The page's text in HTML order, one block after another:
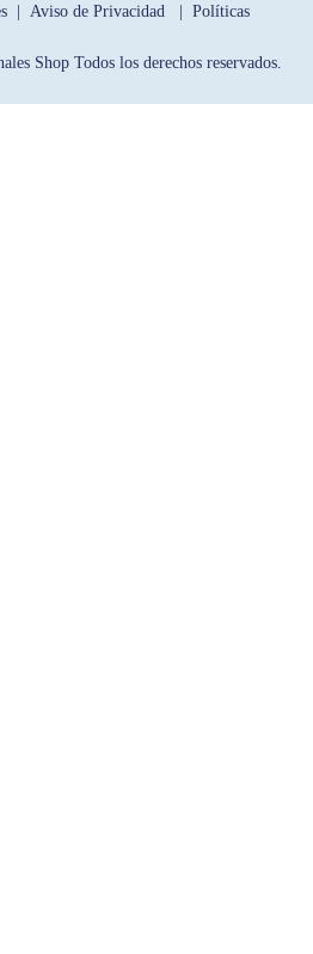
| Aviso de Privacidad | Políticas
Shop Todos los derechos reservados.